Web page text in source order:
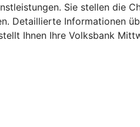
Sie stellen die
Detaillierte Informationen
Ihnen Ihre Volksbank